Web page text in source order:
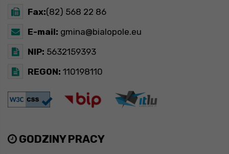
Fax:(82) 568 22 86
E-mail: gmina@bialopole.eu
NIP: 5632159393
REGON: 110198110
GODZINY PRACY